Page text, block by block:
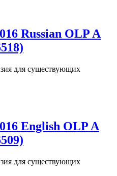
Russian OLP A
для существующих
English OLP A
для существующих